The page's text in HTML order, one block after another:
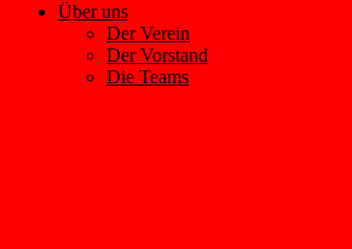
Über uns
Der Verein
Der Vorstand
Die Teams